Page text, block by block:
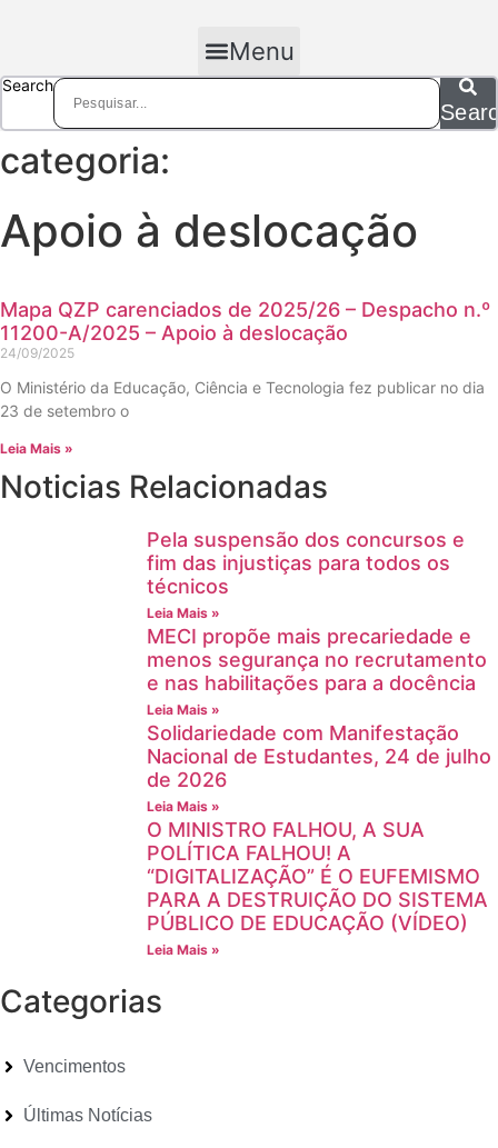
conteúdo
Menu
Search
categoria:
Apoio à deslocação
Mapa QZP carenciados de 2025/26 – Despacho n.º
11200-A/2025 – Apoio à deslocação
24/09/2025
O Ministério da Educação, Ciência e Tecnologia fez publicar no dia
23 de setembro o
Leia Mais »
Noticias Relacionadas
Pela suspensão dos concursos e
fim das injustiças para todos os
técnicos
Leia Mais »
MECI propõe mais precariedade e
menos segurança no recrutamento
e nas habilitações para a docência
Leia Mais »
Solidariedade com Manifestação
Nacional de Estudantes, 24 de julho
de 2026
Leia Mais »
O MINISTRO FALHOU, A SUA
POLÍTICA FALHOU! A
“DIGITALIZAÇÃO” É O EUFEMISMO
PARA A DESTRUIÇÃO DO SISTEMA
PÚBLICO DE EDUCAÇÃO (VÍDEO)
Leia Mais »
Categorias
Vencimentos
Últimas Notícias